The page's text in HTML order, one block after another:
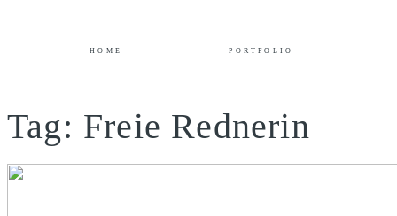
HOME PORTFOLIO
Tag: Freie Rednerin